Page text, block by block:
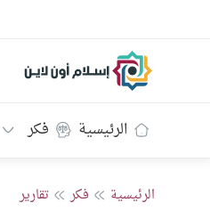
إسلام أون لاين
الرئيسية فكر
الرئيسية فكر تقارير